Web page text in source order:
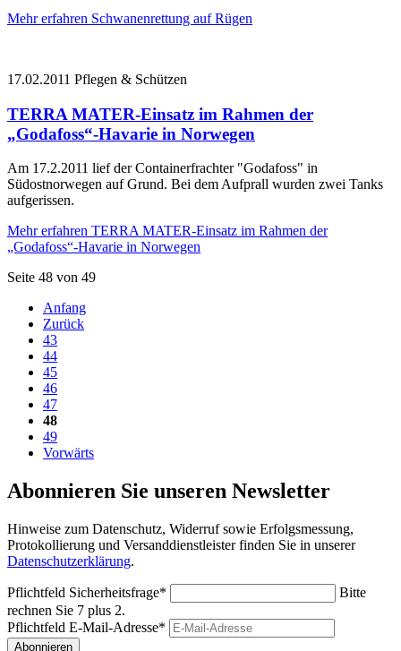
Mehr erfahren Schwanenrettung auf Rügen
17.02.2011 Pflegen & Schützen
TERRA MATER-Einsatz im Rahmen der
„Godafoss“-Havarie in Norwegen
Am 17.2.2011 lief der Containerfrachter "Godafoss" in
Südostnorwegen auf Grund. Bei dem Aufprall wurden zwei Tanks
aufgerissen.
Mehr erfahren TERRA MATER-Einsatz im Rahmen der
„Godafoss“-Havarie in Norwegen
Seite 48 von 49
Anfang
Zurück
43
44
45
46
47
48
49
Vorwärts
Abonnieren Sie unseren Newsletter
Hinweise zum Datenschutz, Widerruf sowie Erfolgsmessung,
Protokollierung und Versanddienstleister finden Sie in unserer
Datenschutzerklärung.
Pflichtfeld Sicherheitsfrage*
Bitte
rechnen Sie 7 plus 2.
Pflichtfeld E-Mail-Adresse*
Abonnieren